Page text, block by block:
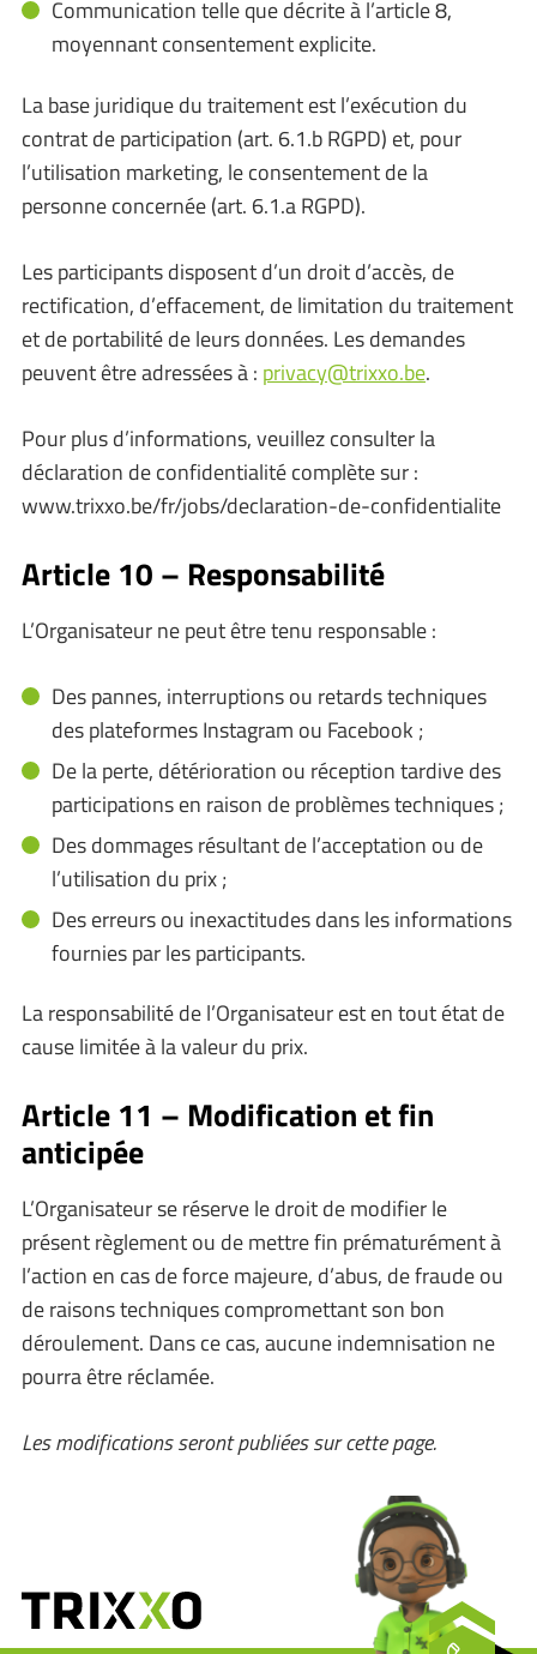
Communication telle que décrite à l’article 8,
moyennant consentement explicite.
La base juridique du traitement est l’exécution du
contrat de participation (art. 6.1.b RGPD) et, pour
l’utilisation marketing, le consentement de la
personne concernée (art. 6.1.a RGPD).
Les participants disposent d’un droit d’accès, de
rectification, d’effacement, de limitation du traitement
et de portabilité de leurs données. Les demandes
peuvent être adressées à : privacy@trixxo.be.
Pour plus d’informations, veuillez consulter la
déclaration de confidentialité complète sur :
www.trixxo.be/fr/jobs/declaration-de-confidentialite
Article 10 – Responsabilité
L’Organisateur ne peut être tenu responsable :
Des pannes, interruptions ou retards techniques
des plateformes Instagram ou Facebook ;
De la perte, détérioration ou réception tardive des
participations en raison de problèmes techniques ;
Des dommages résultant de l’acceptation ou de
l’utilisation du prix ;
Des erreurs ou inexactitudes dans les informations
fournies par les participants.
La responsabilité de l’Organisateur est en tout état de
cause limitée à la valeur du prix.
Article 11 – Modification et fin
anticipée
L’Organisateur se réserve le droit de modifier le
présent règlement ou de mettre fin prématurément à
l’action en cas de force majeure, d’abus, de fraude ou
de raisons techniques compromettant son bon
déroulement. Dans ce cas, aucune indemnisation ne
pourra être réclamée.
Les modifications seront publiées sur cette page.